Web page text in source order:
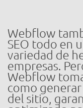
Webflow
SEO todo en
variedad de
empresas.
Webflow
como
del sitio,